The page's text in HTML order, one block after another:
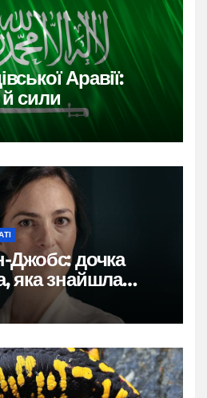
Аравії:
сили
Джобс: дочка
яка знайшла